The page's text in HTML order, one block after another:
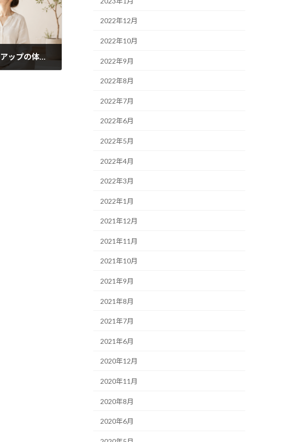
体温アップシリーズ③〜体温アップの体操〜
2022年12月
2022年10月
2022年9月
2022年8月
2022年7月
2022年6月
2022年5月
2022年4月
2022年3月
2022年1月
2021年12月
2021年11月
2021年10月
2021年9月
2021年8月
2021年7月
2021年6月
2020年12月
2020年11月
2020年8月
2020年6月